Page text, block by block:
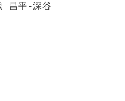
_昌平-深谷